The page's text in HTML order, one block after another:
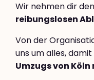
Wir nehmen dir
reibungslosen
Von der
uns um alles,
Umzugs von